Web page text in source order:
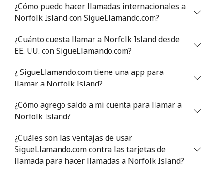
Celular ⁦31.9¢⁩ 31 min por ⁦€10⁩
Nigeria
Línea fija ⁦12.9¢⁩ 77 min por ⁦€10⁩
Niue
All
country
⁦147.9¢⁩ 6 min por ⁦€10⁩
¿Cómo puedo hacer llamadas internacionales a
Norfolk Island con SigueLlamando.com?
¿Cuánto cuesta llamar a Norfolk Island desde
EE. UU. con SigueLlamando.com?
¿ SigueLlamando.com tiene una app para
llamar a Norfolk Island?
¿Cómo agrego saldo a mi cuenta para llamar a
Norfolk Island?
¿Cuáles son las ventajas de usar
SigueLlamando.com contra las tarjetas de
llamada para hacer llamadas a Norfolk Island?